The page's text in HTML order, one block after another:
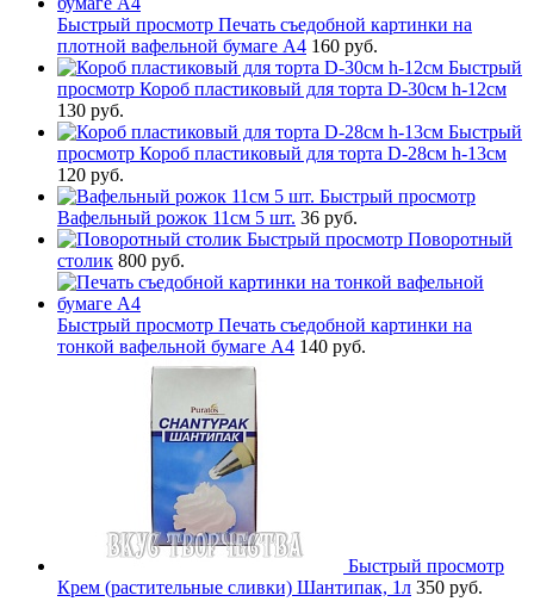
Быстрый просмотр Печать съедобной картинки на
плотной вафельной бумаге А4 160 руб.
Быстрый
просмотр Короб пластиковый для торта D-30см h-12см
130 руб.
Быстрый
просмотр Короб пластиковый для торта D-28см h-13см
120 руб.
Быстрый просмотр
Вафельный рожок 11см 5 шт. 36 руб.
Быстрый просмотр Поворотный
столик 800 руб.
Быстрый просмотр Печать съедобной картинки на
тонкой вафельной бумаге А4 140 руб.
Быстрый просмотр
Крем (растительные сливки) Шантипак, 1л 350 руб.